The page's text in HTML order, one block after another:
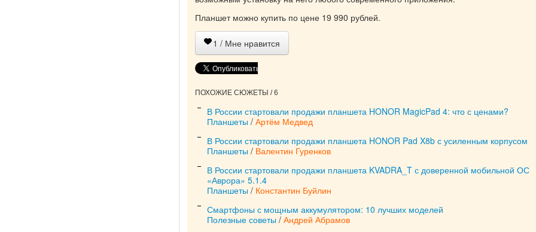
Планшет можно купить по цене 19 990 рублей.
1 / Мне нравится
ПОХОЖИЕ СЮЖЕТЫ / 6
В России стартовали продажи планшета HONOR MagicPad 4: что с ценами?
Планшеты / Артём Медвед
В России стартовали продажи планшета HONOR Pad X8b с усиленным корпусом
Планшеты / Валентин Гуренков
В России стартовали продажи планшета KVADRA_T с доверенной мобильной ОС
«Аврора» 5.1.4
Планшеты / Константин Буйлин
Смартфоны с мощным аккумулятором: 10 лучших моделей
Полезные советы / Андрей Абрамов